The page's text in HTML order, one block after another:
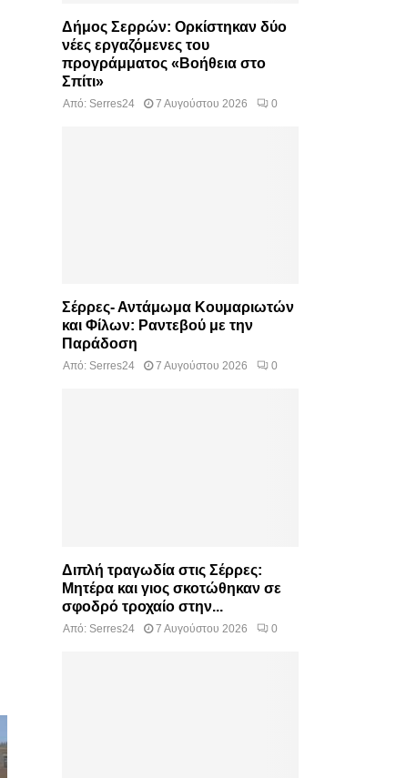
Δήμος Σερρών: Ορκίστηκαν δύο
νέες εργαζόμενες του
προγράμματος «Βοήθεια στο
Σπίτι»
Από: Serres24 7 Αυγούστου 2026 0
Σέρρες- Αντάμωμα Κουμαριωτών
και Φίλων: Ραντεβού με την
Παράδοση
Από: Serres24 7 Αυγούστου 2026 0
Διπλή τραγωδία στις Σέρρες:
Μητέρα και γιος σκοτώθηκαν σε
σφοδρό τροχαίο στην...
Από: Serres24 7 Αυγούστου 2026 0